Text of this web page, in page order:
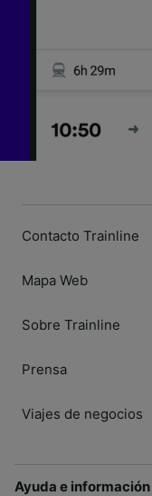
Contacto Trainline
Mapa Web
Sobre Trainline
Prensa
Viajes de negocios
Ayuda e